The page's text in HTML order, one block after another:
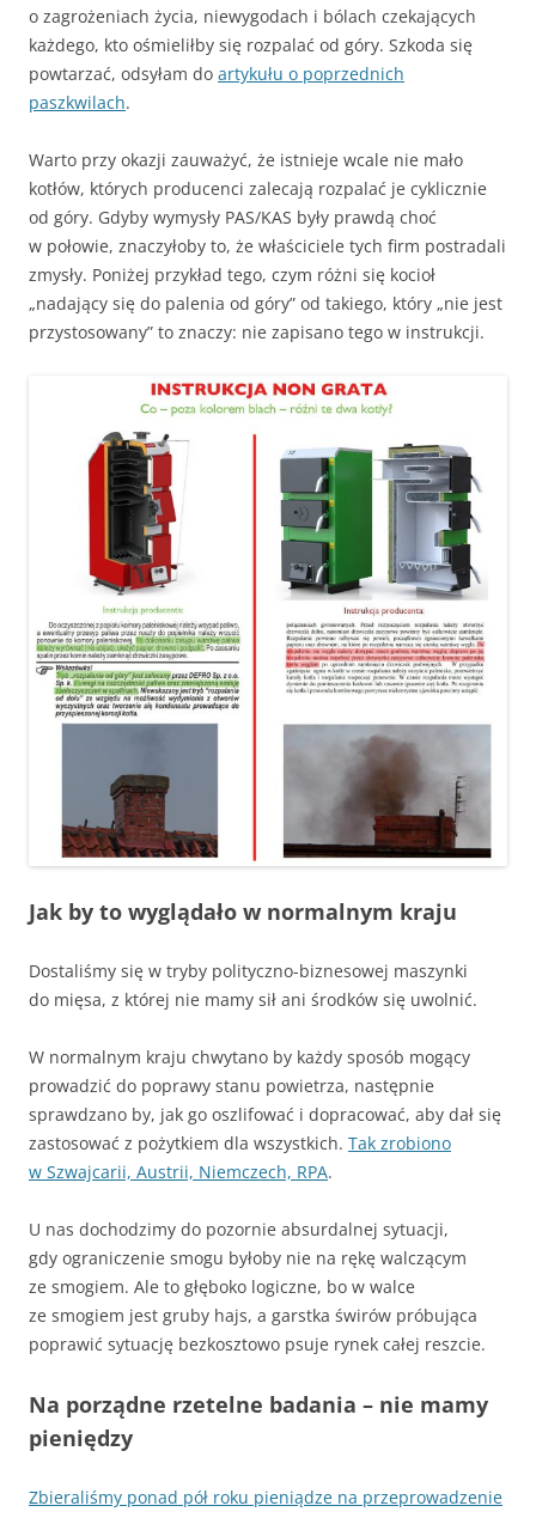
o zagrożeniach życia, niewygodach i bólach czekających
każdego, kto ośmieliłby się rozpalać od góry. Szkoda się
powtarzać, odsyłam do artykułu o poprzednich
paszkwilach.
Warto przy okazji zauważyć, że istnieje wcale nie mało
kotłów, których producenci zalecają rozpalać je cyklicznie
od góry. Gdyby wymysły PAS/KAS były prawdą choć
w połowie, znaczyłoby to, że właściciele tych firm postradali
zmysły. Poniżej przykład tego, czym różni się kocioł
„nadający się do palenia od góry” od takiego, który „nie jest
przystosowany” to znaczy: nie zapisano tego w instrukcji.
Jak by to wyglądało w normalnym kraju
Dostaliśmy się w tryby polityczno-biznesowej maszynki
do mięsa, z której nie mamy sił ani środków się uwolnić.
W normalnym kraju chwytano by każdy sposób mogący
prowadzić do poprawy stanu powietrza, następnie
sprawdzano by, jak go oszlifować i dopracować, aby dał się
zastosować z pożytkiem dla wszystkich. Tak zrobiono
w Szwajcarii, Austrii, Niemczech, RPA.
U nas dochodzimy do pozornie absurdalnej sytuacji,
gdy ograniczenie smogu byłoby nie na rękę walczącym
ze smogiem. Ale to głęboko logiczne, bo w walce
ze smogiem jest gruby hajs, a garstka świrów próbująca
poprawić sytuację bezkosztowo psuje rynek całej reszcie.
Na porządne rzetelne badania – nie mamy
pieniędzy
Zbieraliśmy ponad pół roku pieniądze na przeprowadzenie